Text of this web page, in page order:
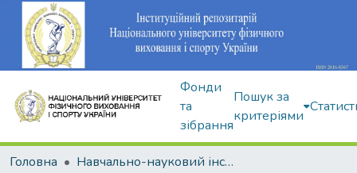
Фонди
та
зібрання
Пошук за
критеріями
Головна
Навчально-науковий інститут здоров'я, реабілітації та фізичного виховання